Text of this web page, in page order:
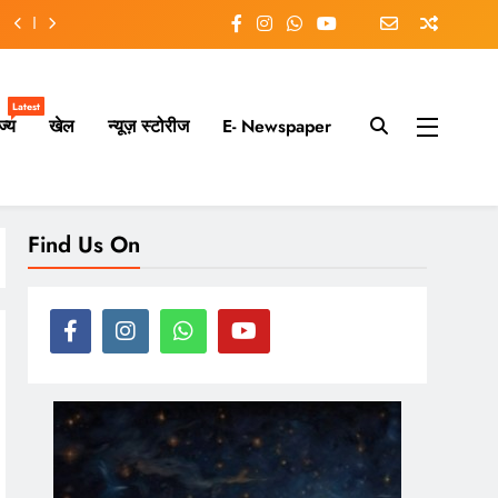
Latest
खेल न्यूज़ स्टोरीज E- Newspaper
Find Us On